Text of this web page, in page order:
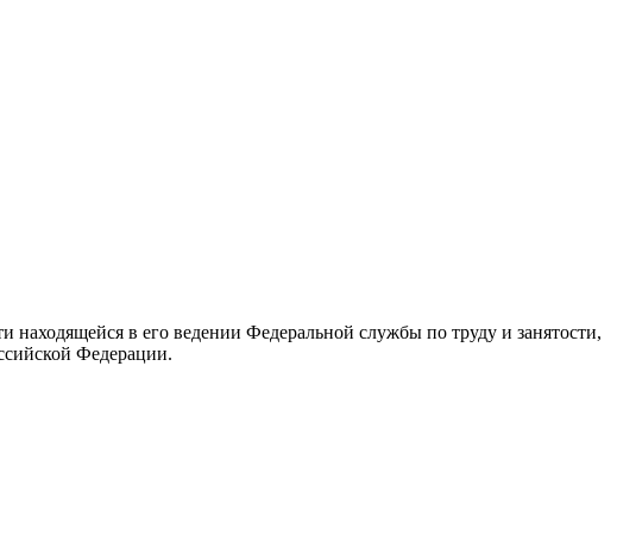
в его ведении Федеральной службы по труду и занятости,
Федерации.